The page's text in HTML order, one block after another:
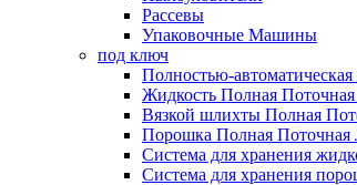
Рассевы
Упаковочные Машины
под ключ
Полностью-автоматическая
Жидкость Полная
Вязкой шлихты Полная
Порошка Полная Поточная
Система для хранения
Система для хранения